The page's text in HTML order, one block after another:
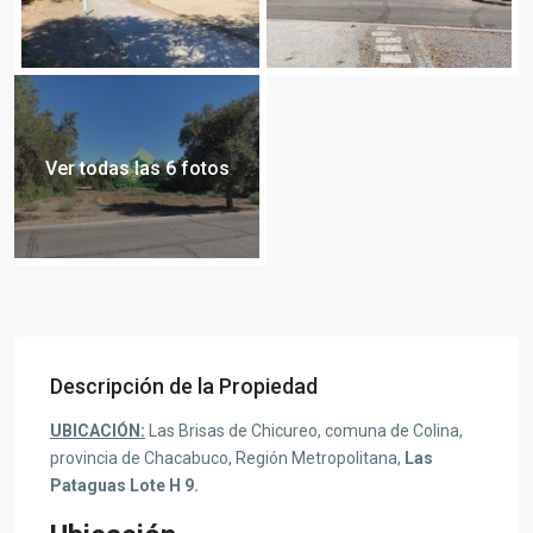
Ver todas las 6 fotos
Descripción de la Propiedad
UBICACIÓN: Las Brisas de Chicureo, comuna de Colina,
provincia de Chacabuco, Región Metropolitana, Las
Pataguas Lote H 9.